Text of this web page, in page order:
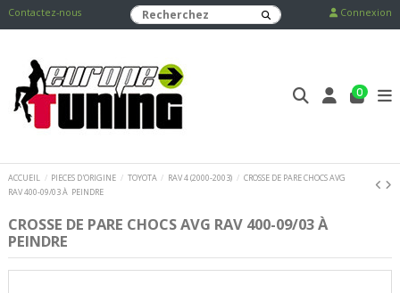
Contactez-nous Connexion
0
ACCUEIL PIECES D'ORIGINE TOYOTA RAV 4 (2000-2003)
CROSSE DE PARE CHOCS AVG
RAV 400-09/03 À PEINDRE
CROSSE DE PARE CHOCS AVG RAV 400-09/03 À
PEINDRE